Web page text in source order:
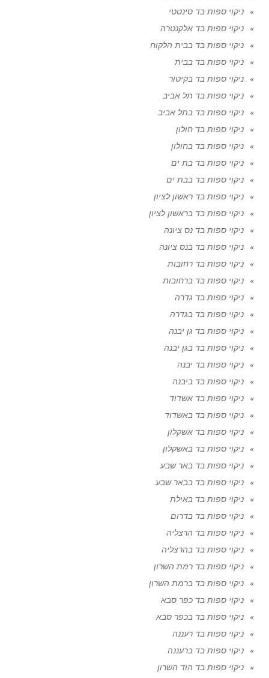
ניקוי ספות בד סינטטי
ניקוי ספות בד אלקנטרה
ניקוי ספות בד בבית הלקוח
ניקוי ספות בד בבית
ניקוי ספות בד בקיטור
ניקוי ספות בד תל אביב
ניקוי ספות בד בתל אביב
ניקוי ספות בד חולון
ניקוי ספות בד בחולון
ניקוי ספות בד בת ים
ניקוי ספות בד בבת ים
ניקוי ספות בד ראשון לציון
ניקוי ספות בד בראשון לציון
ניקוי ספות בד נס ציונה
ניקוי ספות בד בנס ציונה
ניקוי ספות בד רחובות
ניקוי ספות בד ברחובות
ניקוי ספות בד גדרה
ניקוי ספות בד בגדרה
ניקוי ספות בד גן יבנה
ניקוי ספות בד בגן יבנה
ניקוי ספות בד יבנה
ניקוי ספות בד ביבנה
ניקוי ספות בד אשדוד
ניקוי ספות בד באשדוד
ניקוי ספות בד אשקלון
ניקוי ספות בד באשקלון
ניקוי ספות בד באר שבע
ניקוי ספות בד בבאר שבע
ניקוי ספות בד באילת
ניקוי ספות בד בדרום
ניקוי ספות בד הרצליה
ניקוי ספות בד בהרצליה
ניקוי ספות בד רמת השרון
ניקוי ספות בד ברמת השרון
ניקוי ספות בד כפר סבא
ניקוי ספות בד בכפר סבא
ניקוי ספות בד רעננה
ניקוי ספות בד ברעננה
ניקוי ספות בד הוד השרון